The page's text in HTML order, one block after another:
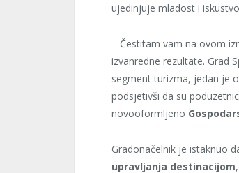
ujedinjuje mladost i
– Čestitam vam na ovom
izvanredne rezultate. Grad
segment turizma, jedan je
podsjetivši da su
novooformljeno
Gradonačelnik je istaknuo
upravljanja destinacijom